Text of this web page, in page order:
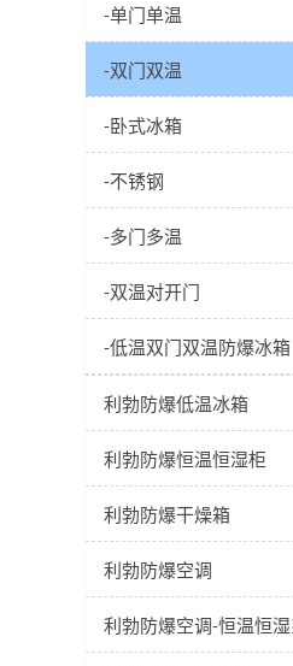
-单门单温
-双门双温
-卧式冰箱
-不锈钢
冷藏款
冷冻款
-多门多温
-双温对开门
-低温双门双温防爆冰箱
利勃防爆低温冰箱
-10℃~-25℃防爆低温冰
-20℃~-40℃防爆低温冰
-30℃~-60℃防爆超低温
-40℃~-86℃防爆超低温
利勃防爆恒温恒湿柜
-玻璃门款
-不锈钢款
利勃防爆干燥箱
防爆卧式-电热鼓风干燥
防爆卧式-电热恒温干
利勃防爆空调
防爆空调-壁挂式
利勃防爆空调-恒温恒